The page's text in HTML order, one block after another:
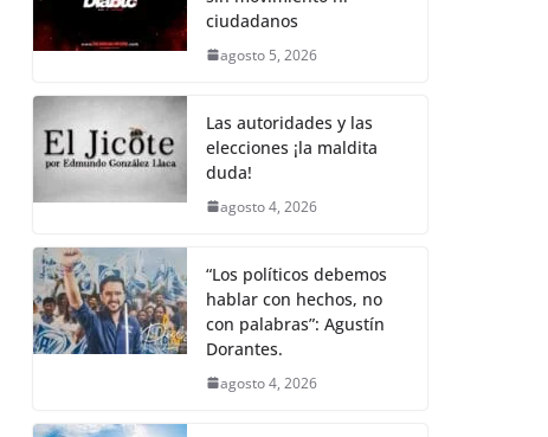
b
o
o
k
t
t
e
r
i
l
t
s
p
p
y
L
n
k
e
g
a
m
ciudadanos
agosto 5, 2026
Las autoridades y las
elecciones ¡la maldita
duda!
agosto 4, 2026
“Los políticos debemos
hablar con hechos, no
con palabras”: Agustín
Dorantes.
agosto 4, 2026